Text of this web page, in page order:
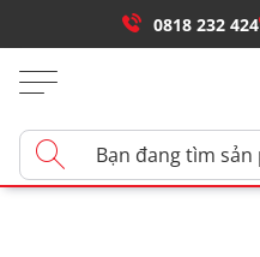
0818 232 424